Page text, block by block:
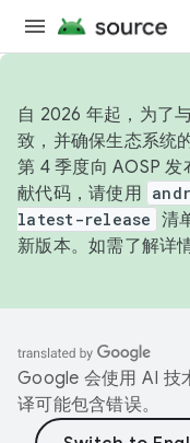
自 2026 年起，为了
致，并确保生态系统
第 4 季度向 AOSP
献代码，请使用
latest-release 清
新版本。如需了解详
Google 会使用 AI 技
译可能包含错误。